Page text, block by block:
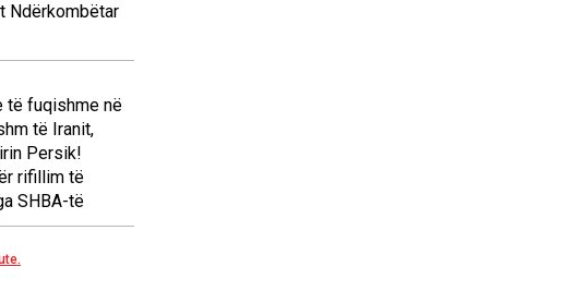
tre shqiptarë
në aksident gjatë
Gjermani
Ndërkombëtar
të fuqishme në
të Iranit,
Persik!
rifillim të
SHBA-të